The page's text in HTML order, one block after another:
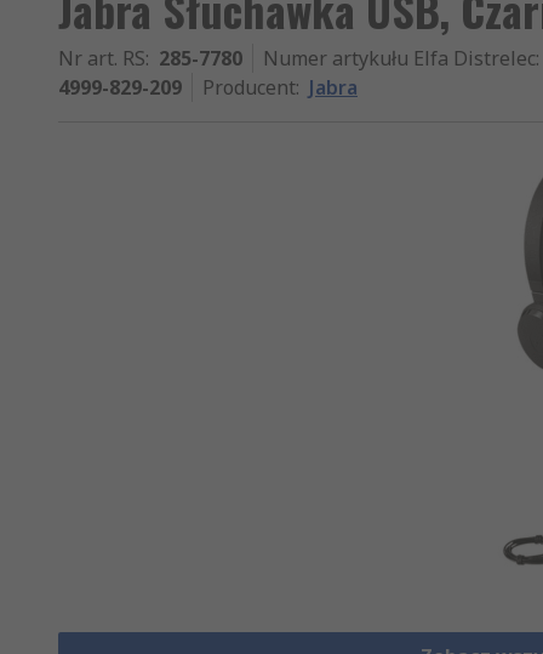
Nr art. RS: 285-7780 Numer artykułu Elfa Distrelec:
4999-829-209
Producent: Jabra